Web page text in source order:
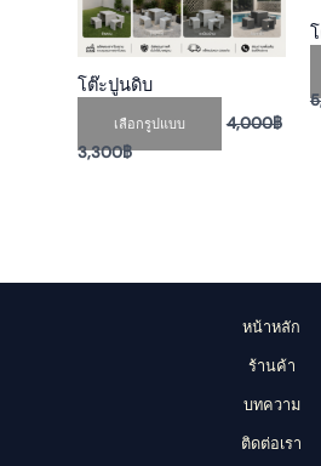
โต๊ะปูนดิบ
เลือกรูปแบบ
be
chosen
product
4,000฿
3,300฿
หน้าหลัก
ร้านค้า
บทความ
ติดต่อเรา